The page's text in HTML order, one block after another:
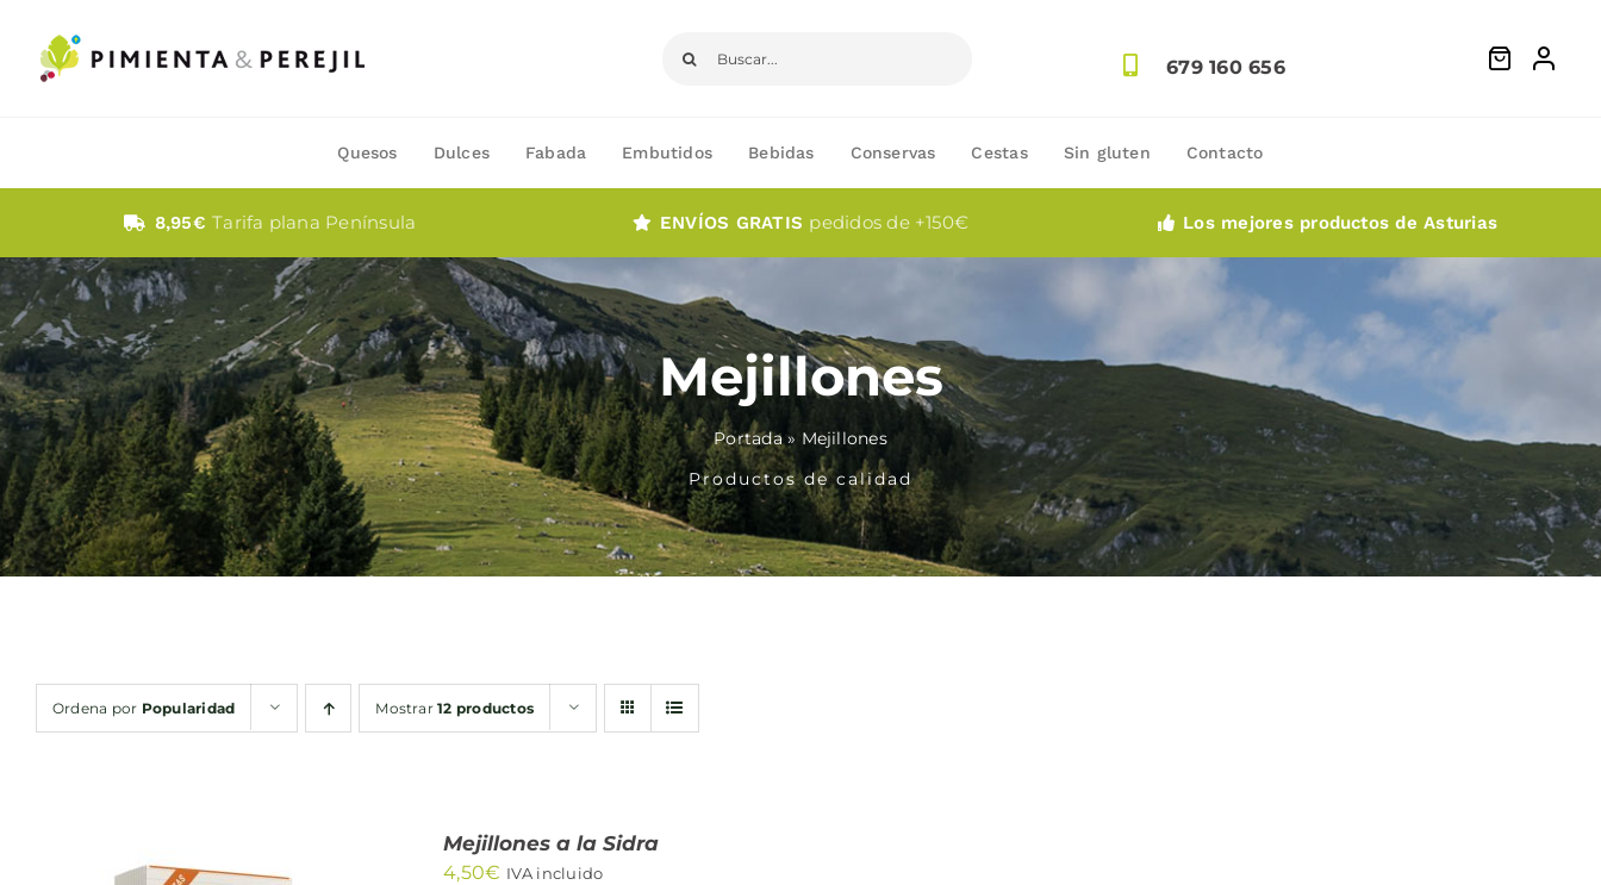
contenido
679 160 656
Quesos Dulces Fabada Embutidos Bebidas Conservas Cestas Sin gluten Contacto
8,95€Tarifa plana Península ENVÍOS GRATIS pedidos de +150€ Los mejores productos de Asturias
Mejillones
Portada» Mejillones
Productos de calidad
Ordena por Popularidad Mostrar12 productos
Mejillones a la Sidra
4,50€ IVA incluido